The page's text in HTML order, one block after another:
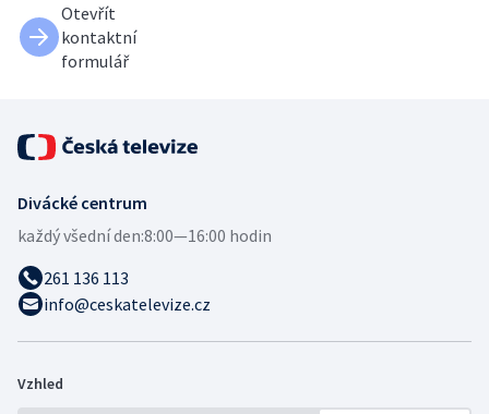
Otevřít
kontaktní
formulář
Divácké centrum
každý všední den:8:00—16:00 hodin
261 136 113
info@ceskatelevize.cz
Vzhled